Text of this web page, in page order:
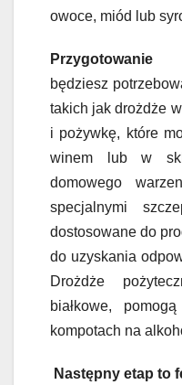
owoce, miód lub
Przygotowanie
będziesz
takich jak drożdże
i pożywkę, które
winem lub w
domowego
specjalnymi
dostosowane do
do uzyskania
Drożdże
białkowe,
kompotach na
Następny etap to